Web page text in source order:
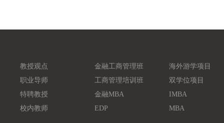
教授观点 金融工商管理班
海外游学项目
职业导师
工商管理培训班
双学位项目
特聘教授
金融MBA
IMBA
校内教师
EDP MBA